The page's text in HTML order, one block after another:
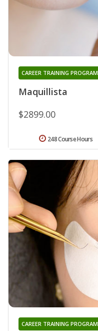
Maquillista
CAREER TRAINING PROGRAM
$2899.00
248 Course Hours
CAREER TRAINING PROGRAM